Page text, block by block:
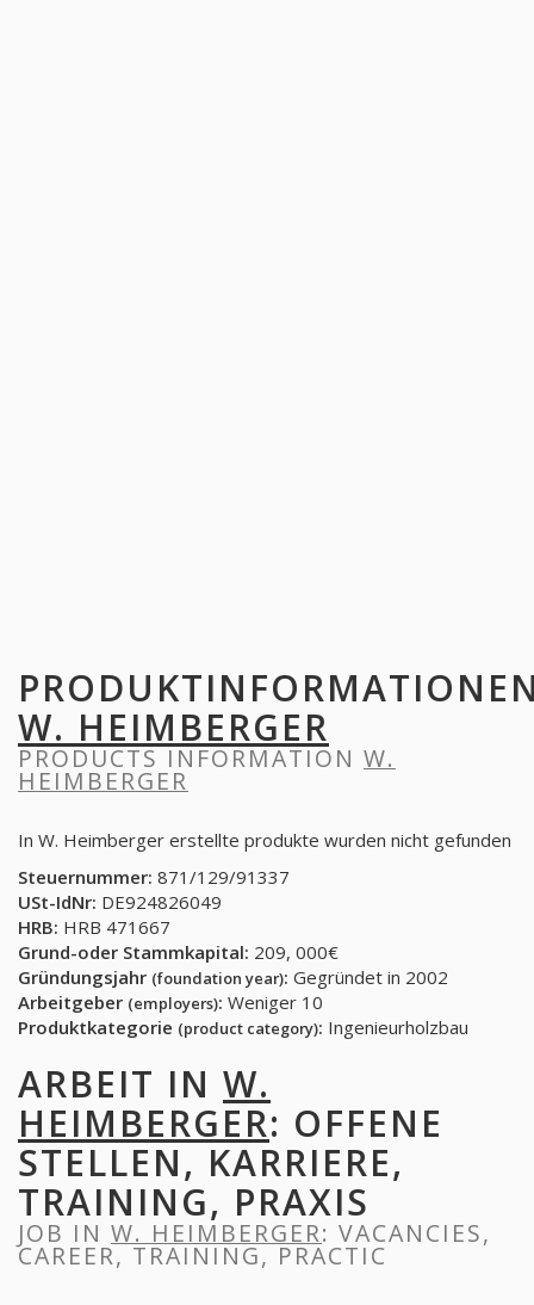
W. HEIMBERGER
PRODUCTS INFORMATION W.
HEIMBERGER
In W. Heimberger erstellte produkte wurden nicht gefunden
Steuernummer: 871/129/91337
USt-IdNr: DE924826049
HRB: HRB 471667
Grund-oder Stammkapital: 209, 000€
Gründungsjahr (foundation year): Gegründet in 2002
Arbeitgeber (employers): Weniger 10
Produktkategorie (product category): Ingenieurholzbau
ARBEIT IN W.
HEIMBERGER: OFFENE
STELLEN, KARRIERE,
TRAINING, PRAXIS
JOB IN W. HEIMBERGER: VACANCIES,
CAREER, TRAINING, PRACTIC